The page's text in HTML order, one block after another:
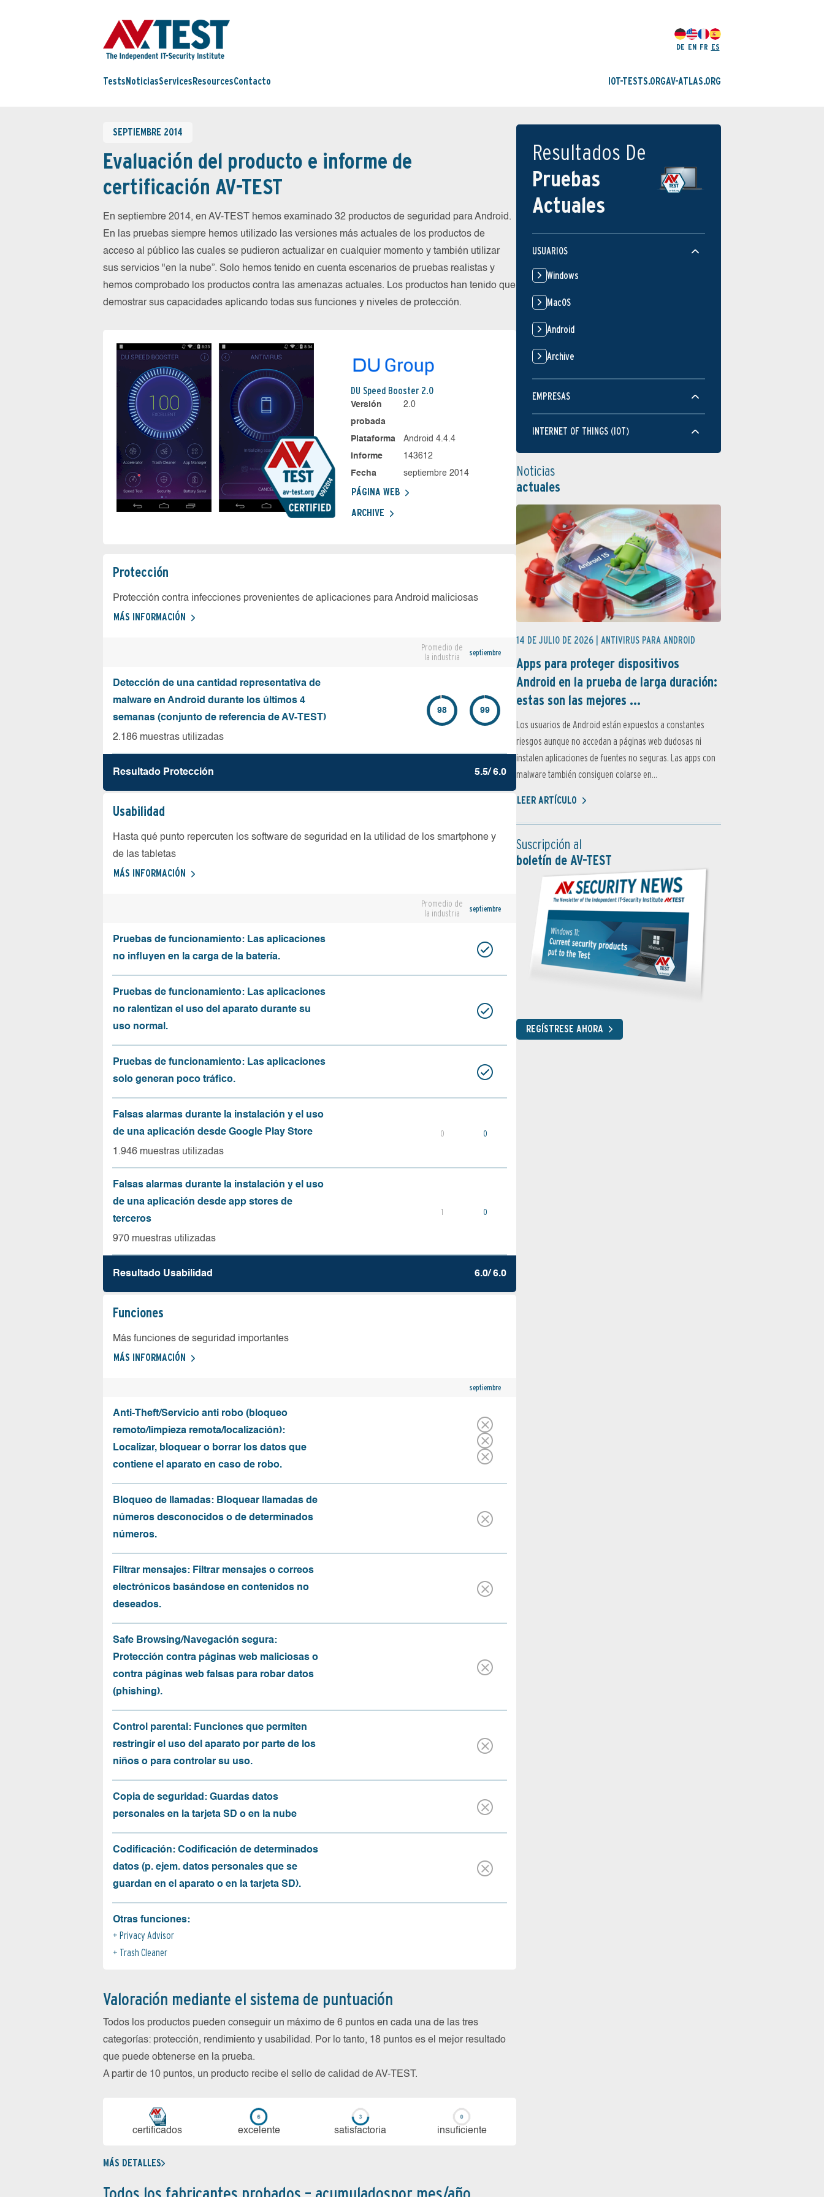
DE EN FR ES
Tests NoticiasServices ResourcesContacto IOT-TESTS.ORGAV-ATLAS.ORG
SEPTIEMBRE 2014
Evaluación del producto e informe de
certificación AV-TEST
En septiembre 2014, en AV-TEST hemos examinado 32 productos de seguridad para Android.
En las pruebas siempre hemos utilizado las versiones más actuales de los productos de
acceso al público las cuales se pudieron actualizar en cualquier momento y también utilizar
sus servicios "en la nube”. Solo hemos tenido en cuenta escenarios de pruebas realistas y
hemos comprobado los productos contra las amenazas actuales. Los productos han tenido que
demostrar sus capacidades aplicando todas sus funciones y niveles de protección.
DU Speed Booster 2.0
Versión
probada
2.0
Plataforma
Android 4.4.4
Informe
143612
Fecha
septiembre 2014
PÁGINA WEB
ARCHIVE
Protección
Protección contra infecciones provenientes de aplicaciones para Android maliciosas
MÁS INFORMACIÓN
Promedio de
la industria
septiembre
Detección de una cantidad representativa de
malware en Android durante los últimos 4
semanas (conjunto de referencia de AV-TEST)
2.186 muestras utilizadas
98 99
Resultado Protección 5.5/ 6.0
Usabilidad
Hasta qué punto repercuten los software de seguridad en la utilidad de los smartphone y
de las tabletas
MÁS INFORMACIÓN
Promedio de
la industria
septiembre
Pruebas de funcionamiento: Las aplicaciones
no influyen en la carga de la batería.
Pruebas de funcionamiento: Las aplicaciones
no ralentizan el uso del aparato durante su
uso normal.
Pruebas de funcionamiento: Las aplicaciones
solo generan poco tráfico.
Falsas alarmas durante la instalación y el uso
de una aplicación desde Google Play Store
1.946 muestras utilizadas
0 0
Falsas alarmas durante la instalación y el uso
de una aplicación desde app stores de
terceros
970 muestras utilizadas
1 0
Resultado Usabilidad 6.0/ 6.0
Funciones
Más funciones de seguridad importantes
MÁS INFORMACIÓN
septiembre
Anti-Theft/Servicio anti robo (bloqueo
remoto/limpieza remota/localización):
Localizar, bloquear o borrar los datos que
contiene el aparato en caso de robo.
Bloqueo de llamadas: Bloquear llamadas de
números desconocidos o de determinados
números.
Filtrar mensajes: Filtrar mensajes o correos
electrónicos basándose en contenidos no
deseados.
Safe Browsing/Navegación segura:
Protección contra páginas web maliciosas o
contra páginas web falsas para robar datos
(phishing).
Control parental: Funciones que permiten
restringir el uso del aparato por parte de los
niños o para controlar su uso.
Copia de seguridad: Guardas datos
personales en la tarjeta SD o en la nube
Codificación: Codificación de determinados
datos (p. ejem. datos personales que se
guardan en el aparato o en la tarjeta SD).
Otras funciones:
Privacy Advisor
Trash Cleaner
Valoración mediante el sistema de puntuación
Todos los productos pueden conseguir un máximo de 6 puntos en cada una de las tres
categorías: protección, rendimiento y usabilidad. Por lo tanto, 18 puntos es el mejor resultado
que puede obtenerse en la prueba.
A partir de 10 puntos, un producto recibe el sello de calidad de AV-TEST.
certi­ficados ex­ce­len­te sa­tis­fac­to­ria in­su­fi­cien­te
MÁS DETALLES
Resultados De
Pruebas
Actuales
USUARIOS
Windows
MacOS
Android
Archive
EMPRESAS
INTERNET OF THINGS (IOT)
Noticias
actuales
14 DE JULIO DE 2026 | ANTIVIRUS PARA ANDROID
Apps para proteger dispositivos
Android en la prueba de larga duración:
estas son las mejores ...
Los usuarios de Android están expuestos a constantes
riesgos aunque no accedan a páginas web dudosas ni
instalen aplicaciones de fuentes no seguras. Las apps con
malware también consiguen colarse en...
LEER ARTÍCULO
Suscripción al
boletín de AV-TEST
REGÍSTRESE AHORA